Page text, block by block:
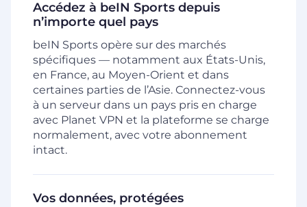
Accédez à beIN Sports depuis
n’importe quel pays
beIN Sports opère sur des marchés
spécifiques — notamment aux États-Unis,
en France, au Moyen-Orient et dans
certaines parties de l’Asie. Connectez-vous
à un serveur dans un pays pris en charge
avec Planet VPN et la plateforme se charge
normalement, avec votre abonnement
intact.
Vos données, protégées